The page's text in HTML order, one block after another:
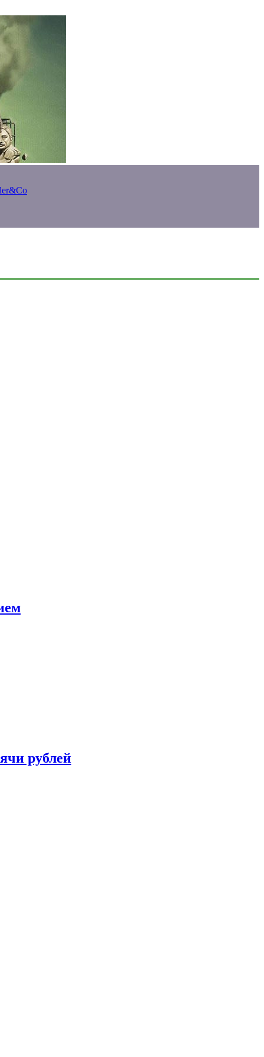
рублей